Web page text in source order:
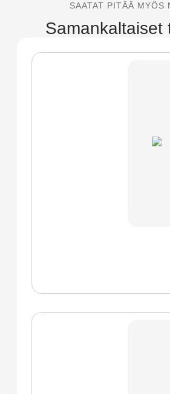
SAATAT PITÄÄ MYÖS
Samankaltaiset